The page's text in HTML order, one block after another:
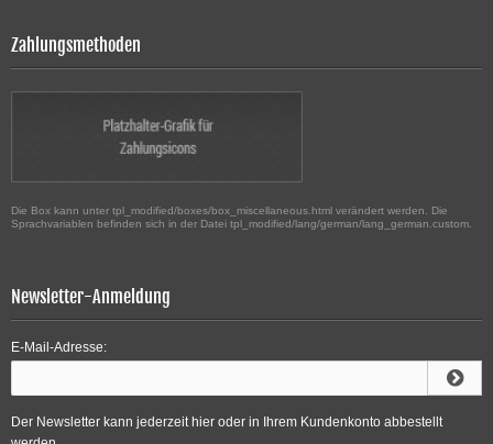
Zahlungsmethoden
Die Box kann unter tpl_modified/boxes/box_miscellaneous.html verändert werden. Die
Sprachvariablen befinden sich in der Datei tpl_modified/lang/german/lang_german.custom.
Newsletter-Anmeldung
E-Mail-Adresse:
Der Newsletter kann jederzeit hier oder in Ihrem Kundenkonto abbestellt